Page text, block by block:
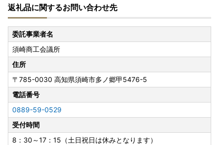
返礼品に関するお問い合わせ先
委託事業者名
須崎商工会議所
住所
〒785-0030 高知県須崎市多ノ郷甲5476-5
電話番号
0889-59-0529
受付時間
8：30～17：15（土日祝日は休みとなります）